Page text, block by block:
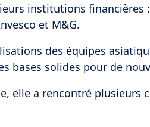
institutions financières :
et M&G.
des équipes
bases solides pour de
elle a rencontré plusieurs